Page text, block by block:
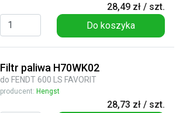
28,49 zł / szt.
Do koszyka
Filtr paliwa H70WK02
do FENDT 600 LS FAVORIT
producent: Hengst
28,73 zł / szt.